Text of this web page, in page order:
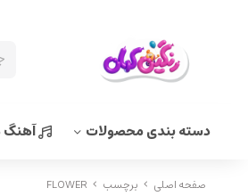
دسته بندی محصولات آهنگ
صفحه اصلی برچسب